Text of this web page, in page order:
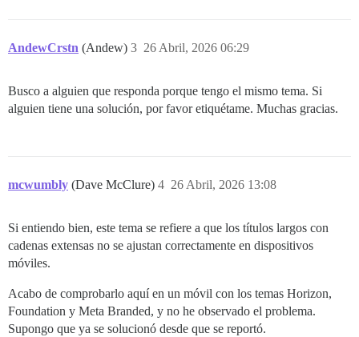
AndewCrstn (Andew) 26 Abril, 2026 06:29
3
Busco a alguien que responda porque tengo el mismo tema. Si
alguien tiene una solución, por favor etiquétame. Muchas gracias.
mcwumbly (Dave McClure) 26 Abril, 2026 13:08
4
Si entiendo bien, este tema se refiere a que los títulos largos con
cadenas extensas no se ajustan correctamente en dispositivos
móviles.
Acabo de comprobarlo aquí en un móvil con los temas Horizon,
Foundation y Meta Branded, y no he observado el problema.
Supongo que ya se solucionó desde que se reportó.